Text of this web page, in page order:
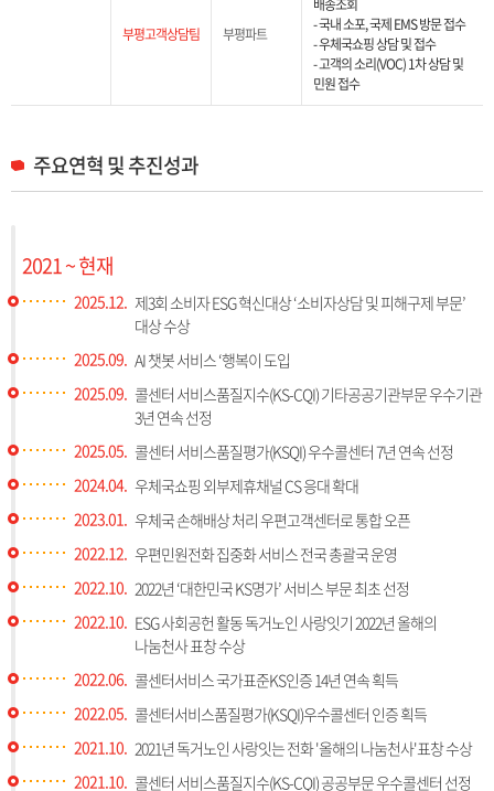
부평고객상담팀 부평파트
배송조회
- 국내 소포, 국제 EMS 방문 접수
- 우체국쇼핑 상담 및 접수
- 고객의 소리(VOC) 1차 상담 및
민원 접수
주요연혁 및 추진성과
2021 ~ 현재
2025.12. 제3회 소비자 ESG 혁신대상 ‘소비자상담 및 피해구제 부문’
대상 수상
2025.09. AI 챗봇 서비스 ‘행복이 도입
2025.09. 콜센터 서비스품질지수(KS-CQI) 기타공공기관부문 우수기관
3년 연속 선정
2025.05. 콜센터 서비스품질평가(KSQI) 우수콜센터 7년 연속 선정
2024.04. 우체국쇼핑 외부제휴채널 CS 응대 확대
2023.01. 우체국 손해배상 처리 우편고객센터로 통합 오픈
2022.12. 우편민원전화 집중화 서비스 전국 총괄국 운영
2022.10. 2022년 ‘대한민국 KS명가’ 서비스 부문 최초 선정
2022.10. ESG 사회공헌 활동 독거노인 사랑잇기 2022년 올해의
나눔천사 표창 수상
2022.06. 콜센터서비스 국가표준KS인증 14년 연속 획득
2022.05. 콜센터서비스품질평가(KSQI)우수콜센터 인증 획득
2021.10. 2021년 독거노인 사랑잇는 전화 '올해의 나눔천사'표창 수상
2021.10. 콜센터 서비스품질지수(KS-CQI) 공공부문 우수콜센터 선정